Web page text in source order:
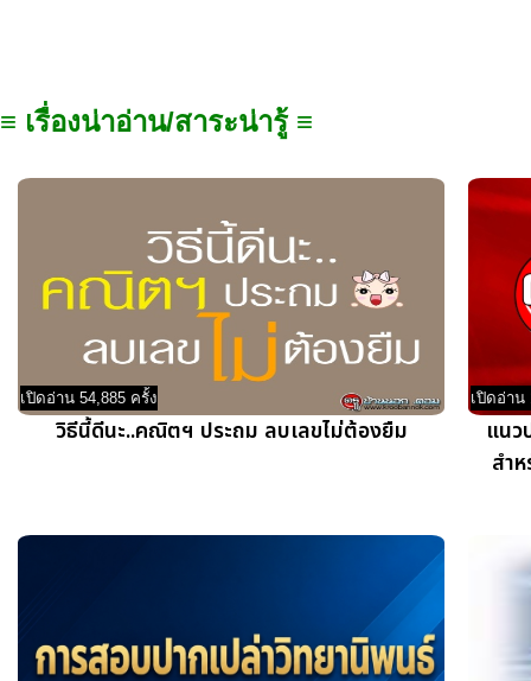
≡ เรื่องน่าอ่าน/สาระน่ารู้ ≡
เปิดอ่าน 54,885 ครั้ง
วิธีนี้ดีนะ..คณิตฯ ประถม ลบเลขไม่ต้องยืม
เปิดอ่าน
แนว
สำ